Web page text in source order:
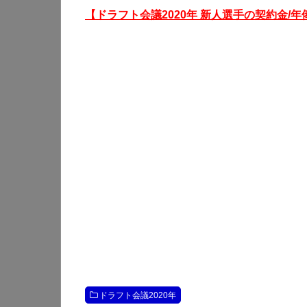
【ドラフト会議2020年 新人選手の契約金/年
ドラフト会議2020年